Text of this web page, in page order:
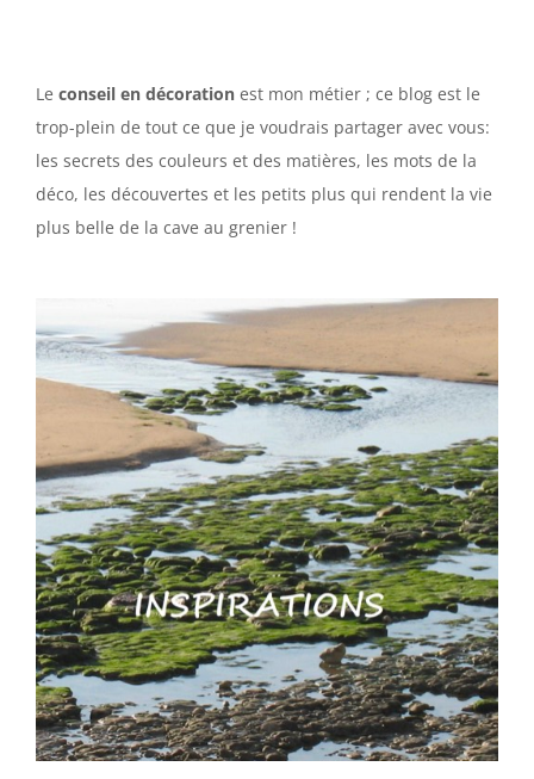
Le conseil en décoration est mon métier ; ce blog est le
trop-plein de tout ce que je voudrais partager avec vous:
les secrets des couleurs et des matières, les mots de la
déco, les découvertes et les petits plus qui rendent la vie
plus belle de la cave au grenier !